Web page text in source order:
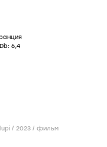
6,4
Come pecore in mezzo ai lupi / 2023 / фильм